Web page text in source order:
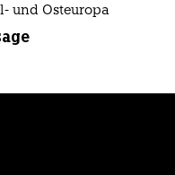
und Osteuropa